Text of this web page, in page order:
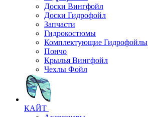
Доски Вингфойл
Доски Гидрофойл
Запчасти
Гидрокостюмы
Комплектующие Гидрофойлы
Пончо
Крылья Вингфойл
Чехлы Фойл
КАЙТ